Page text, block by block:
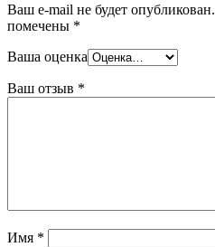
Ваш e-mail не будет опубликован.
помечены *
Ваша оценка
Ваш отзыв *
Имя *